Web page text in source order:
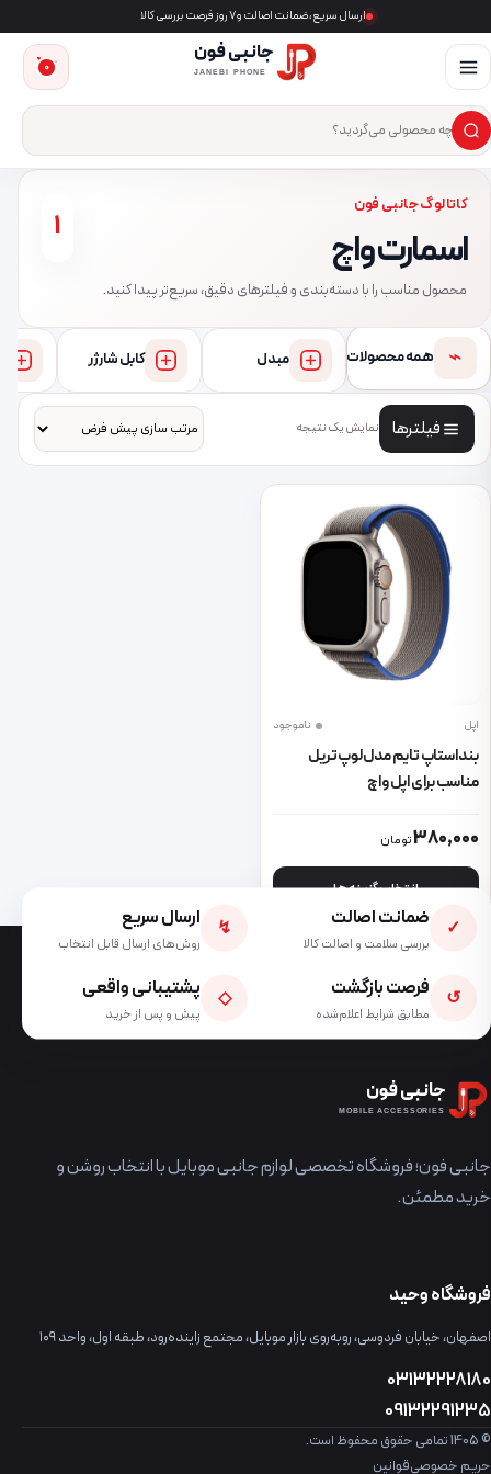
ارسال سریع، ضمانت اصالت و ۷ روز فرصت بررسی کالا
جانبی فون
JANEBI PHONE
جست‌وجوی محصول
×
0
کاتالوگ جانبی فون
اسمارت واچ
محصول مناسب را با دسته‌بندی و فیلترهای دقیق، سریع‌تر پیدا کنید.
1
⌁ همه محصولات مبدل کابل شارژر
فیلترها نمایش یک نتیجه
اپل ناموجود
بند استاپ تایم مدل لوپ تریل
مناسب برای اپل واچ
380,000تومان
انتخاب گزینه ها
این محصول دارای انواع مختلفی می باشد. گزینه ها ممکن است در
✓ ضمانت اصالت
بررسی سلامت و اصالت کالا
↯ ارسال سریع
روش‌های ارسال قابل انتخاب
↺ فرصت بازگشت
مطابق شرایط اعلام‌شده
◇ پشتیبانی واقعی
پیش و پس از خرید
جانبی فون
MOBILE ACCESSORIES
جانبی فون؛ فروشگاه تخصصی لوازم جانبی موبایل با انتخاب روشن و
خرید مطمئن.
فروشگاه وحید
اصفهان، خیابان فردوسی، روبه‌روی بازار موبایل، مجتمع زاینده‌رود، طبقه اول، واحد ۱۰۹
03132228180
09132291235
© 1405 تمامی حقوق محفوظ است.
حریم خصوصیقوانین